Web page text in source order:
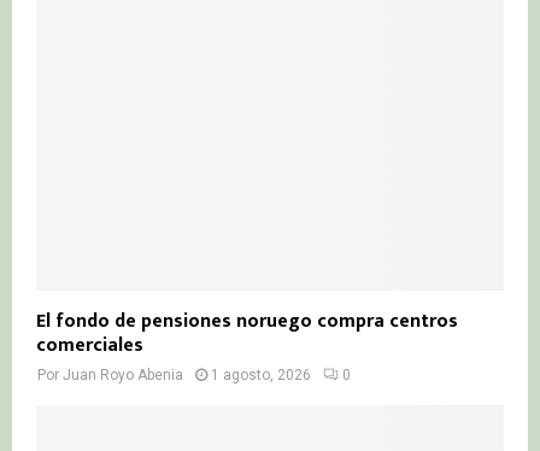
El fondo de pensiones noruego compra centros
comerciales
Por Juan Royo Abenia 1 agosto, 2026 0